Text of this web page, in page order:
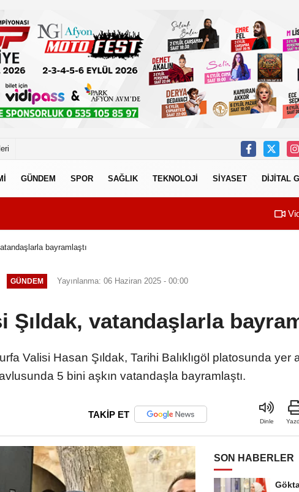
GÜNDEM SPOR SAĞLIK TEKNOLOJİ SİYASET DİJİTAL
bayramlaştı
GÜNDEM Yayınlanma: 06 Haziran 2025 - 00:00
Şıldak, vatandaşlarla
Valisi Hasan Şıldak, Tarihi Balıklıgöl platosunda yer
5 bini aşkın vatandaşla bayramlaştı.
TAKİP ET
Dinle
SON HABERLER